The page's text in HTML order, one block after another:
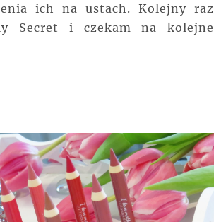
ich na ustach. Kolejny raz
Secret i czekam na kolejne